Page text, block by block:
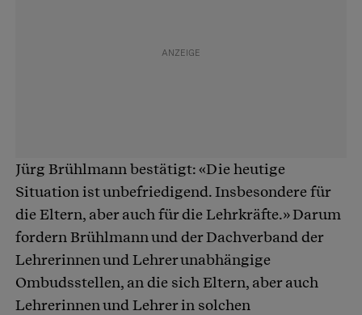
Jürg Brühlmann bestätigt: «Die heutige
Situation ist unbefriedigend. Insbesondere für
die Eltern, aber auch für die Lehrkräfte.» Darum
fordern Brühlmann und der Dachverband der
Lehrerinnen und Lehrer unabhängige
Ombudsstellen, an die sich Eltern, aber auch
Lehrerinnen und Lehrer in solchen